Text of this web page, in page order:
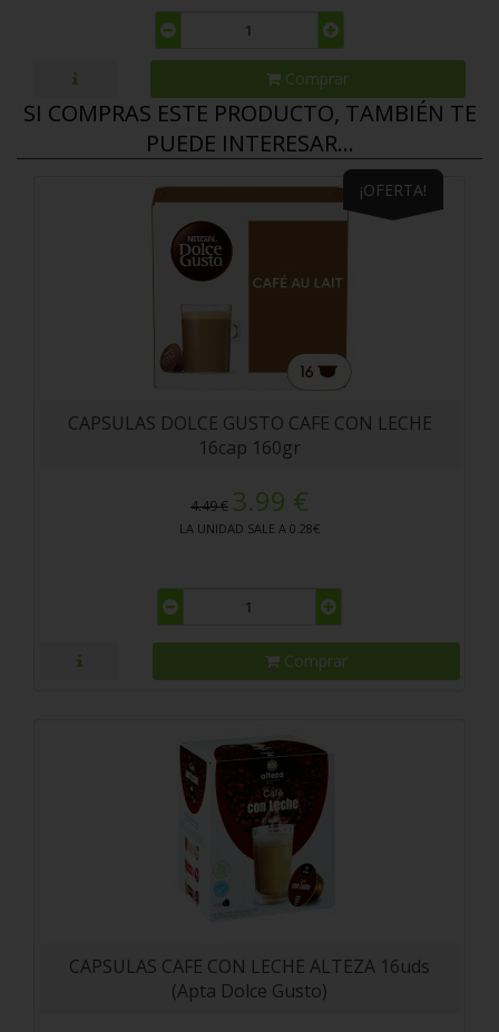
Comprar
SI COMPRAS ESTE PRODUCTO, TAMBIÉN TE
PUEDE INTERESAR...
¡OFERTA!
CAPSULAS DOLCE GUSTO CAFE CON LECHE
16cap 160gr
4.49 € 3.99 €
LA UNIDAD SALE A 0.28€
Comprar
CAPSULAS CAFE CON LECHE ALTEZA 16uds
(Apta Dolce Gusto)